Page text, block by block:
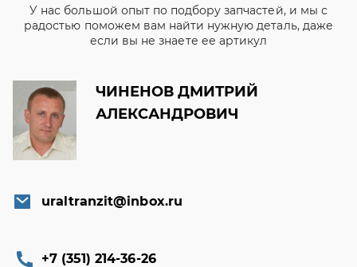
У нас большой опыт по подбору запчастей, и мы с
радостью поможем вам найти нужную деталь, даже
если вы не знаете ее артикул
ЧИНЕНОВ ДМИТРИЙ
АЛЕКСАНДРОВИЧ
uraltranzit@inbox.ru
+7 (351) 214-36-26